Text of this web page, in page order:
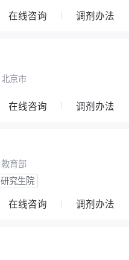
在线咨询 调剂办法
北京市
在线咨询 调剂办法
教育部
研究生院
在线咨询 调剂办法